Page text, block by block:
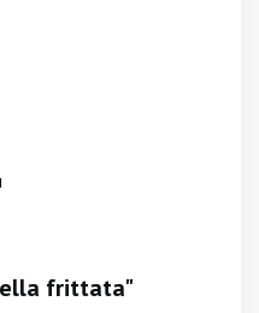
frittata"